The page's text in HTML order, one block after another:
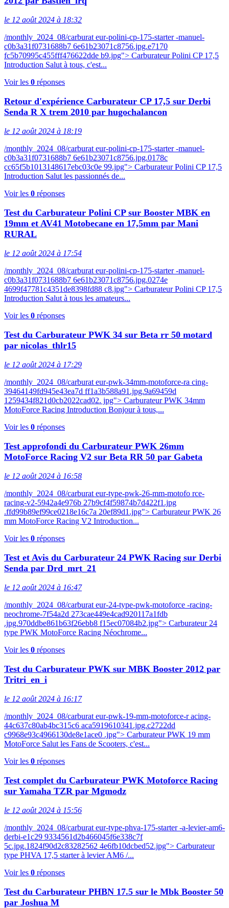
le 12 août 2024 à 18:32
/monthly_2024_08/carburat eur-polini-cp-175-starter -manuel-
c0b3a31f0731688b7 6e61b23071c8756.jpg.e7170
fc5b70995c455fff476622dde b9.jpg"> Carburateur Polini CP 17,5
Introduction Salut à tous, c'est...
Voir les 0 réponses
Retour d'expérience Carburateur CP 17,5 sur Derbi
Senda R X trem 2010 par hugochalancon
le 12 août 2024 à 18:19
/monthly_2024_08/carburat eur-polini-cp-175-starter -manuel-
c0b3a31f0731688b7 6e61b23071c8756.jpg.0178c
cc65f5b1013148617ebc03c0e 99.jpg"> Carburateur Polini CP 17,5
Introduction Salut les passionnés de...
Voir les 0 réponses
Test du Carburateur Polini CP sur Booster MBK en
19mm et AV41 Motobecane en 17,5mm par Mani
RURAL
le 12 août 2024 à 17:54
/monthly_2024_08/carburat eur-polini-cp-175-starter -manuel-
c0b3a31f0731688b7 6e61b23071c8756.jpg.0274e
4699f47781c4351de8398fd88 c8.jpg"> Carburateur Polini CP 17,5
Introduction Salut à tous les amateurs...
Voir les 0 réponses
Test du Carburateur PWK 34 sur Beta rr 50 motard
par nicolas_thlr15
le 12 août 2024 à 17:29
/monthly_2024_08/carburat eur-pwk-34mm-motoforce-ra cing-
39464149fd945e43ea7d ff1a3b588a91.jpg.9a69459d
1259434f821d0cb2022cad02. jpg"> Carburateur PWK 34mm
MotoForce Racing Introduction Bonjour à tous,...
Voir les 0 réponses
Test approfondi du Carburateur PWK 26mm
MotoForce Racing V2 sur Beta RR 50 par Gabeta
le 12 août 2024 à 16:58
/monthly_2024_08/carburat eur-type-pwk-26-mm-motofo rce-
racing-v2-5942a4e976b 27b9cf4f59874b7d422f1.jpg
.ffd99b89ef99ce0218e16c7a 20ef89d1.jpg"> Carburateur PWK 26
mm MotoForce Racing V2 Introduction...
Voir les 0 réponses
Test et Avis du Carburateur 24 PWK Racing sur Derbi
Senda par Drd_mrt_21
le 12 août 2024 à 16:47
/monthly_2024_08/carburat eur-24-type-pwk-motoforce -racing-
neochrome-7f54a2d 273cae449e4cad920117a1fdb
.jpg.970ddbe861b63f26ebb8 f15ec07084b2.jpg"> Carburateur 24
type PWK MotoForce Racing Néochrome...
Voir les 0 réponses
Test du Carburateur PWK sur MBK Booster 2012 par
Tritri_en_i
le 12 août 2024 à 16:17
/monthly_2024_08/carburat eur-pwk-19-mm-motoforce-r acing-
44c637c80ab4bc315c6 aca5919610341.jpg.c2722dd
c9968e93c4966130de8e1ace0 .jpg"> Carburateur PWK 19 mm
MotoForce Salut les Fans de Scooters, c'est...
Voir les 0 réponses
Test complet du Carburateur PWK Motoforce Racing
sur Yamaha TZR par Mgmodz
le 12 août 2024 à 15:56
/monthly_2024_08/carburat eur-type-phva-175-starter -a-levier-am6-
derbi-e1c29 9334561d2b466045f6e338c7f
5c.jpg.1824f90d2c83282562 4e6fb10dcbed52.jpg"> Carburateur
type PHVA 17,5 starter à levier AM6 /...
Voir les 0 réponses
Test du Carburateur PHBN 17.5 sur le Mbk Booster 50
par Joshua M